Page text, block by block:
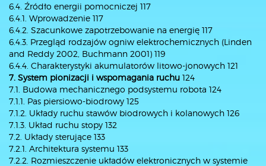
6.4. Źródło energii pomocniczej 117
6.4.1. Wprowadzenie 117
6.4.2. Szacunkowe zapotrzebowanie na energię 117
6.4.3. Przegląd rodzajów ogniw elektrochemicznych (Linden
and Reddy 2002, Buchmann 2001) 119
6.4.4. Charakterystyki akumulatorów litowo-jonowych 121
7. System pionizacji i wspomagania ruchu 124
7.1. Budowa mechanicznego podsystemu robota 124
7.1.1. Pas piersiowo-biodrowy 125
7.1.2. Układy ruchu stawów biodrowych i kolanowych 126
7.1.3. Układ ruchu stopy 132
7.2. Układy sterujące 133
7.2.1. Architektura systemu 133
7.2.2. Rozmieszczenie układów elektronicznych w systemie